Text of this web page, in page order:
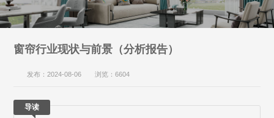
窗帘行业现状与前景（分析报告）
发布：2024-08-06 浏览：6604
导读